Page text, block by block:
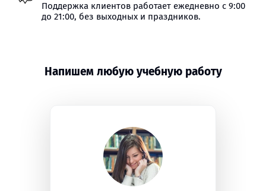
Поддержка клиентов работает ежедневно с 9:00
до 21:00, без выходных и праздников.
Напишем любую учебную работу